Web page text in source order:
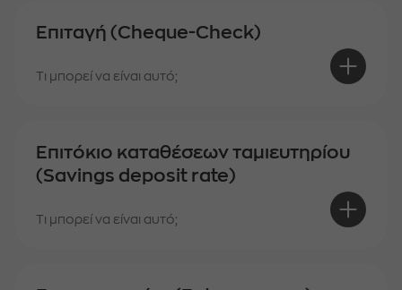
Επιταγή (Cheque-Check)
Τι μπορεί να είναι αυτό;
Επιτόκιο καταθέσεων ταμιευτηρίου
(Savings deposit rate)
Τι μπορεί να είναι αυτό;